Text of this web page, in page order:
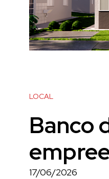
LOCAL
Banco
17/06/2026